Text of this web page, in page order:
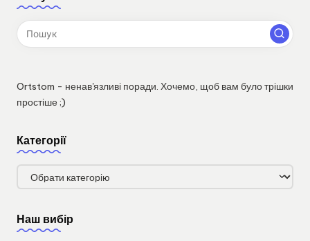
Ortstom - ненав'язливі поради. Хочемо, щоб вам було трішки
простіше ;)
Категорії
Категорії
Наш вибір